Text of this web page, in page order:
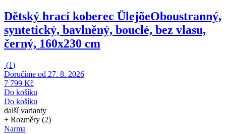
Dětský hrací koberec ÜlejõeOboustranný,
syntetický, bavlněný, bouclé, bez vlasu,
černý, 160x230 cm
(1)
Doručíme od 27. 8. 2026
7 799 Kč
Do košíku
Do košíku
další varianty
+ Rozměry (2)
Narma